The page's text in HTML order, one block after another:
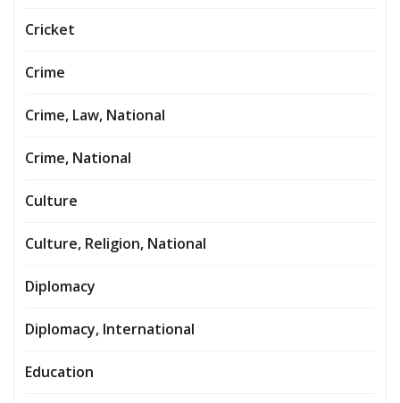
Cricket
Crime
Crime, Law, National
Crime, National
Culture
Culture, Religion, National
Diplomacy
Diplomacy, International
Education